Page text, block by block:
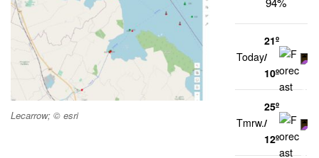
Lecarrow; © esri
Today
21º
/
10º
Tmrw.
25º
/
12º